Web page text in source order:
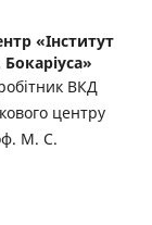
«Інститут
ВКД
центру
М. С.